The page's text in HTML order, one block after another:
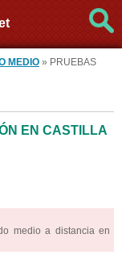
MEDIO » PRUEBAS
EN CASTILLA
medio a distancia en